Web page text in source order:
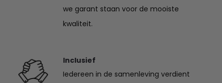
we garant staan voor de mooiste
kwaliteit.
Inclusief
Iedereen in de samenleving verdient